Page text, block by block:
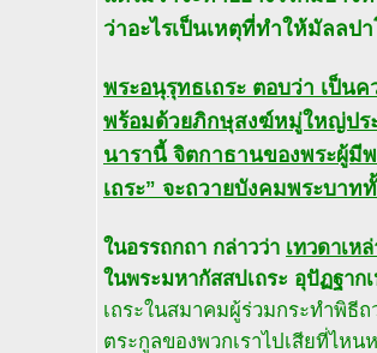
ว่าอะไรเป็นเหตุที่ทำให้มัลล
พระอนุรุทธเถระ ตอบว่า เป็น
พร้อมด้วยภิกษุสงฆ์หมู่ใหญ่ปร
นารานี้ จิตกาธานของพระผู้มี
เถระ” จะถวายบังคมพระบา
ในอรรถกถา กล่าวว่า เทวดาเห
ในพระมหากัสสปเถระ อุปัฏฐาก
เถระในสมาคมผู้ร่วมกระทำพิธี
ตระกูลของพวกเราไปเสียที่ไห